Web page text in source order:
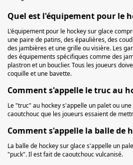
Quel est l'équipement pour le
L'équipement pour le hockey sur glace
une paire de patins, des épaulières, des
des jambières et une grille ou visière. Les
des équipements spécifiques comme des
plastron et un bouclier. Tous les joueurs
coquille et une bavette.
Comment s'appelle le truc au
Le "truc" au hockey s'appelle un palet ou
caoutchouc que les joueurs essaient de
Comment s'appelle la balle de
La balle de hockey sur glace s'appelle un
"puck". Il est fait de caoutchouc vulcanisé.